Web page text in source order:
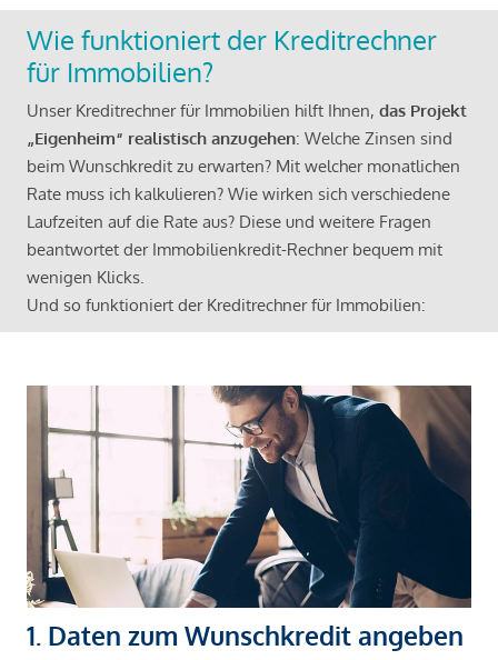
Wie funktioniert der Kreditrechner
für Immobilien?
Unser Kreditrechner für Immobilien hilft Ihnen, das Projekt
„Eigenheim“ realistisch anzugehen: Welche Zinsen sind
beim Wunschkredit zu erwarten? Mit welcher monatlichen
Rate muss ich kalkulieren? Wie wirken sich verschiedene
Laufzeiten auf die Rate aus? Diese und weitere Fragen
beantwortet der Immobilienkredit-Rechner bequem mit
wenigen Klicks.
Und so funktioniert der Kreditrechner für Immobilien:
1. Daten zum Wunschkredit angeben